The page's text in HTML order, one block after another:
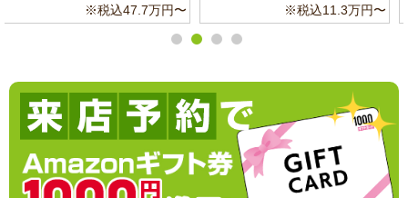
※税込11.3万円〜 ※税込6.8万円〜